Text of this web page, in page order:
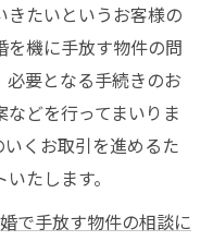
きたいというお客様の
を機に手放す物件の問
要となる手続きのお
どを行ってまいりま
くお取引を進めるた
たします。
で手放す物件の相談に